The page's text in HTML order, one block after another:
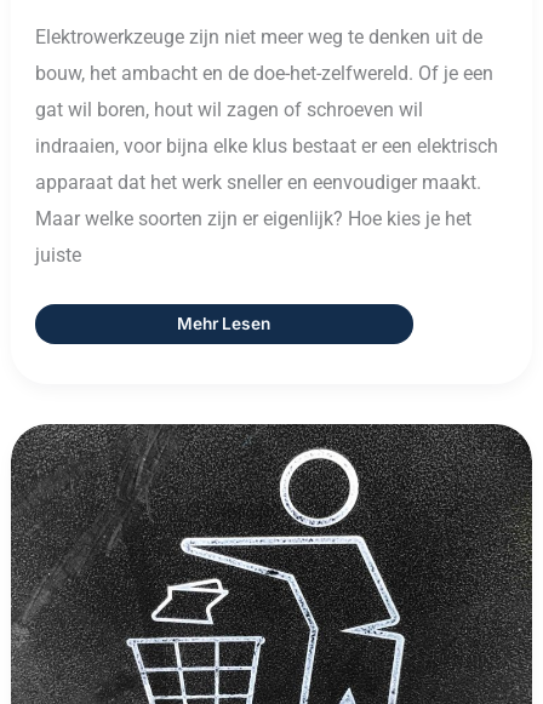
Elektrowerkzeuge zijn niet meer weg te denken uit de
bouw, het ambacht en de doe-het-zelfwereld. Of je een
gat wil boren, hout wil zagen of schroeven wil
indraaien, voor bijna elke klus bestaat er een elektrisch
apparaat dat het werk sneller en eenvoudiger maakt.
Maar welke soorten zijn er eigenlijk? Hoe kies je het
juiste
Mehr Lesen
Recycling:
Zo
Geeft
Afval
Een
Tweede
Leven